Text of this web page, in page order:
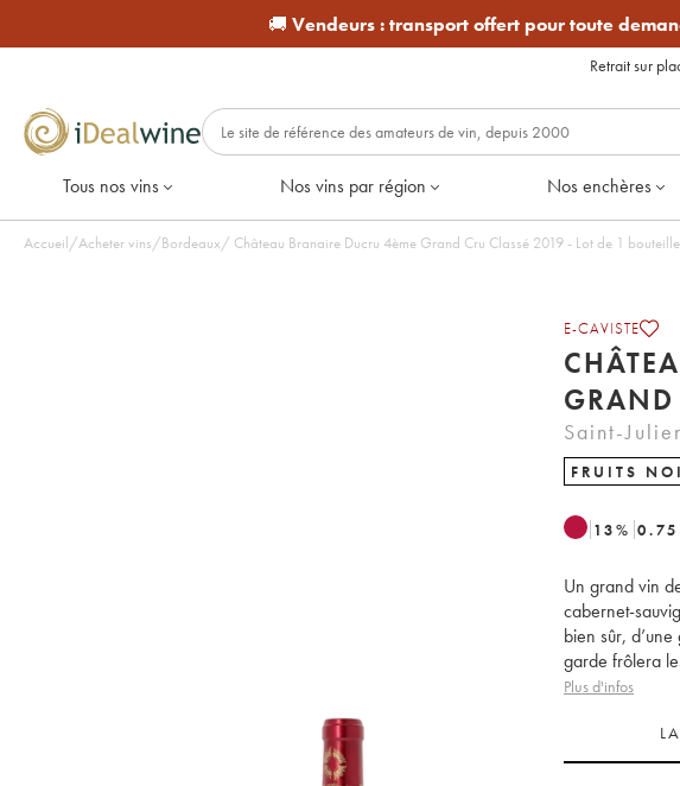
🚚 Vendeurs :transport offert pour toute
Retrait sur
Tous nos vins Nos vins par région Nos enchères
Accueil/Acheter vins/Bordeaux/ Château Branaire Ducru 4ème Grand Cru Classé 2019 - Lot de 1 bouteille
E-CAVISTE
Saint-
FRUITS
13% 0.75
Un grand vin
cabernet-
bien sûr,
garde frôlera
Plus d'infos